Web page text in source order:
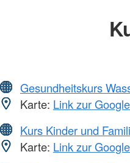
Gesundheitskurs
Karte: Link zur
Kurs Kinder und
Karte: Link zur